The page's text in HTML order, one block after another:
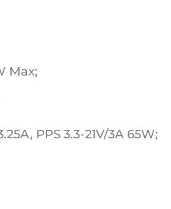
Max;
PPS 3.3-21V/3A 65W;